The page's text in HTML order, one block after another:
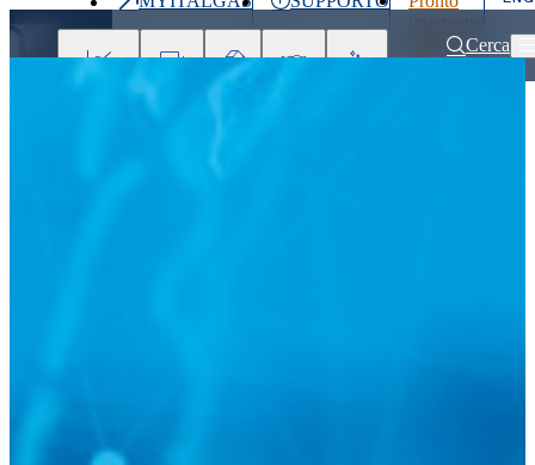
Ultimo
800 900Cerca
Investitori
Press
Clienti